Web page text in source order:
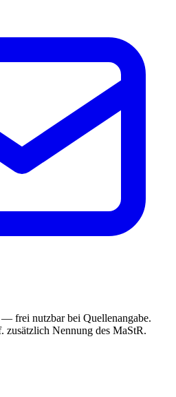
— frei nutzbar bei Quellenangabe.
zusätzlich Nennung des MaStR.